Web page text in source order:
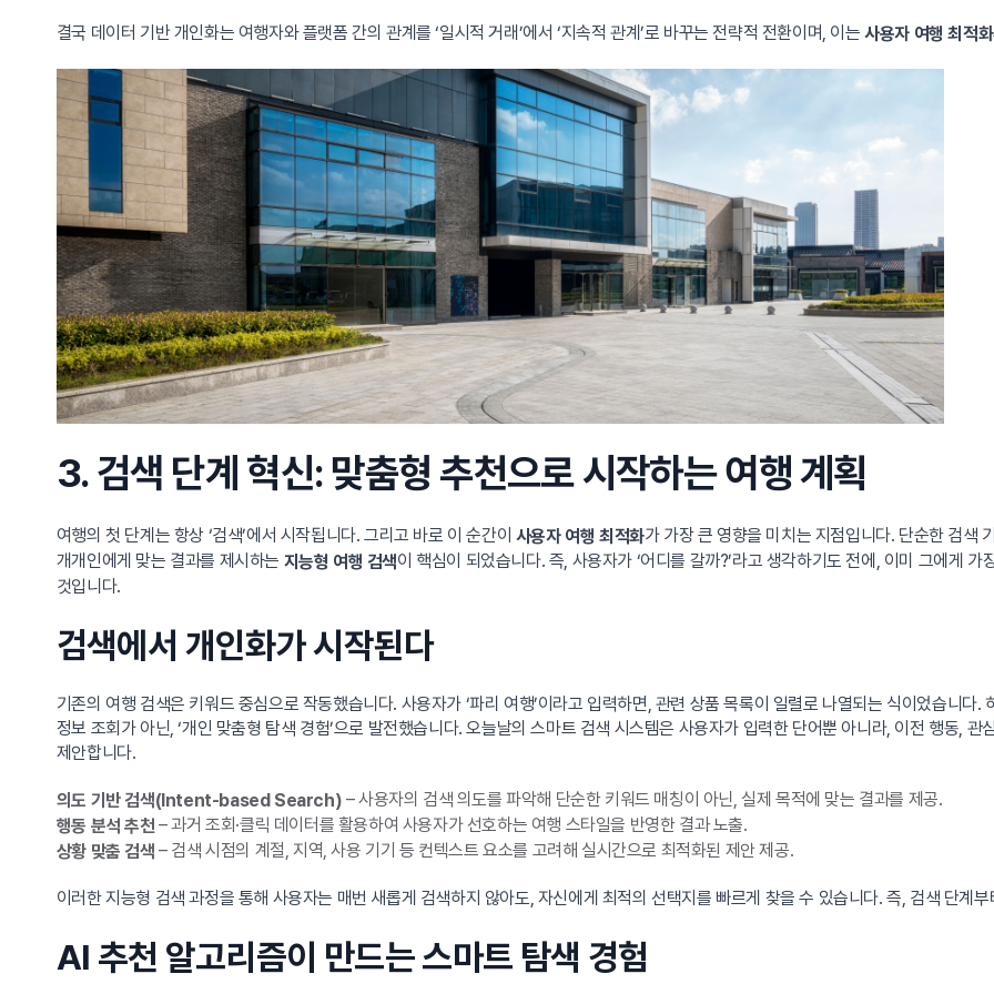
결국 데이터 기반 개인화는 여행자와 플랫폼 간의 관계를 ‘일시적 거래’에서 ‘지속적 관계’로 바꾸는 전략적 전환이며, 이는사용자 여행 최적화
3. 검색 단계 혁신: 맞춤형 추천으로 시작하는 여행 계획
여행의 첫 단계는 항상 ‘검색’에서 시작됩니다. 그리고 바로 이 순간이 사용자 여행 최적화가 가장 큰 영향을 미치는 지점입니다. 단순한 검색
개개인에게 맞는 결과를 제시하는 지능형 여행 검색이 핵심이 되었습니다. 즉, 사용자가 ‘어디를 갈까?’라고 생각하기도 전에, 이미 그에게
것입니다.
검색에서 개인화가 시작된다
기존의 여행 검색은 키워드 중심으로 작동했습니다. 사용자가 ‘파리 여행’이라고 입력하면, 관련 상품 목록이 일렬로 나열되는 식이었습니다.
정보 조회가 아닌, ‘개인 맞춤형 탐색 경험’으로 발전했습니다. 오늘날의 스마트 검색 시스템은 사용자가 입력한 단어뿐 아니라, 이전 행동,
제안합니다.
의도 기반 검색(Intent-based Search) – 사용자의 검색 의도를 파악해 단순한 키워드 매칭이 아닌, 실제 목적에 맞는 결과를 제공.
행동 분석 추천– 과거 조회·클릭 데이터를 활용하여 사용자가 선호하는 여행 스타일을 반영한 결과 노출.
상황 맞춤 검색 – 검색 시점의 계절, 지역, 사용 기기 등 컨텍스트 요소를 고려해 실시간으로 최적화된 제안 제공.
이러한 지능형 검색 과정을 통해 사용자는 매번 새롭게 검색하지 않아도, 자신에게 최적의 선택지를 빠르게 찾을 수 있습니다. 즉, 검색 단계
AI 추천 알고리즘이 만드는 스마트 탐색 경험